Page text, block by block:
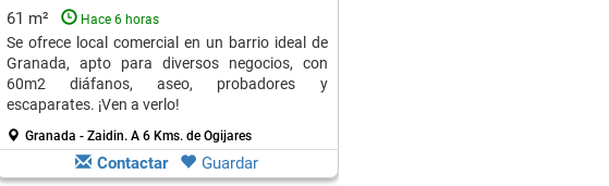
61 m²
Hace 6 horas
Se ofrece local comercial en un barrio ideal de
Granada, apto para diversos negocios, con
60m2 diáfanos, aseo, probadores y
escaparates. ¡Ven a verlo!
Granada - Zaidin. A 6 Kms. de Ogijares
Contactar Guardar